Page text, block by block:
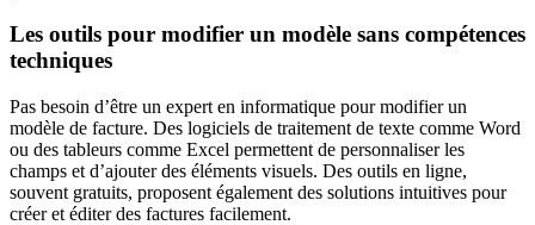
Les outils pour modifier un modèle sans compétences
techniques
Pas besoin d’être un expert en informatique pour modifier un
modèle de facture. Des logiciels de traitement de texte comme Word
ou des tableurs comme Excel permettent de personnaliser les
champs et d’ajouter des éléments visuels. Des outils en ligne,
souvent gratuits, proposent également des solutions intuitives pour
créer et éditer des factures facilement.